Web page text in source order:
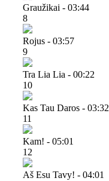
Graužikai - 03:44
8
Rojus - 03:57
9
Tra Lia Lia - 00:22
10
Kas Tau Daros - 03:32
11
Kam! - 05:01
12
Aš Esu Tavy! - 04:01